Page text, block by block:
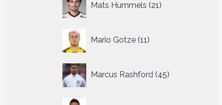
Mats Hummels 21
producten
Mario Gotze 11
producten
Marcus Rashford 45
producten